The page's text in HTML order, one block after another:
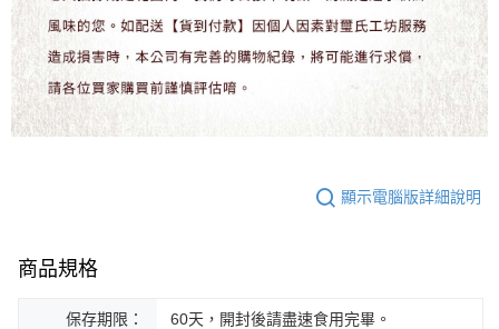
顯示電腦版詳細說明
商品規格
保存期限： 60天，開封後請盡速食用完畢。